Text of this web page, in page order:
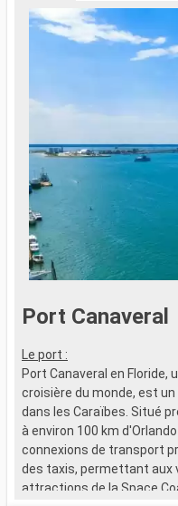
Port Canaveral
Le port :
Port Canaveral en Floride,
croisière du monde, est
dans les Caraïbes. Situé
à environ 100 km
connexions de transport
des taxis, permettant aux
attractions de la Space